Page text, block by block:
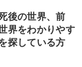
後の世界、前
界をわかりやす
探している方